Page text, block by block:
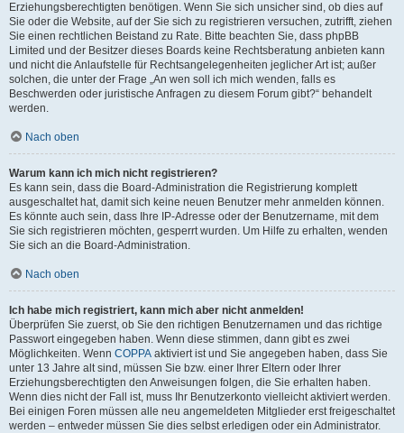
Erziehungsberechtigten benötigen. Wenn Sie sich unsicher sind, ob dies auf
Sie oder die Website, auf der Sie sich zu registrieren versuchen, zutrifft, ziehen
Sie einen rechtlichen Beistand zu Rate. Bitte beachten Sie, dass phpBB
Limited und der Besitzer dieses Boards keine Rechtsberatung anbieten kann
und nicht die Anlaufstelle für Rechtsangelegenheiten jeglicher Art ist; außer
solchen, die unter der Frage „An wen soll ich mich wenden, falls es
Beschwerden oder juristische Anfragen zu diesem Forum gibt?“ behandelt
werden.
Nach oben
Warum kann ich mich nicht registrieren?
Es kann sein, dass die Board-Administration die Registrierung komplett
ausgeschaltet hat, damit sich keine neuen Benutzer mehr anmelden können.
Es könnte auch sein, dass Ihre IP-Adresse oder der Benutzername, mit dem
Sie sich registrieren möchten, gesperrt wurden. Um Hilfe zu erhalten, wenden
Sie sich an die Board-Administration.
Nach oben
Ich habe mich registriert, kann mich aber nicht anmelden!
Überprüfen Sie zuerst, ob Sie den richtigen Benutzernamen und das richtige
Passwort eingegeben haben. Wenn diese stimmen, dann gibt es zwei
Möglichkeiten. Wenn COPPA aktiviert ist und Sie angegeben haben, dass Sie
unter 13 Jahre alt sind, müssen Sie bzw. einer Ihrer Eltern oder Ihrer
Erziehungsberechtigten den Anweisungen folgen, die Sie erhalten haben.
Wenn dies nicht der Fall ist, muss Ihr Benutzerkonto vielleicht aktiviert werden.
Bei einigen Foren müssen alle neu angemeldeten Mitglieder erst freigeschaltet
werden – entweder müssen Sie dies selbst erledigen oder ein Administrator.